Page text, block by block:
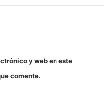
y web en este
comente.